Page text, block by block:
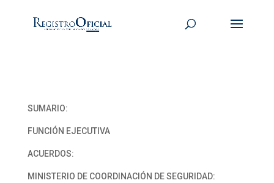
SUMARIO:
FUNCIÓN EJECUTIVA
ACUERDOS:
MINISTERIO DE COORDINACIÓN DE SEGURIDAD: